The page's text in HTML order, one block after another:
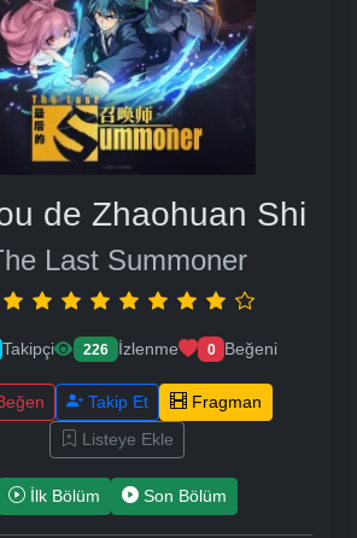
de Zhaohuan Shi
Last Summoner
Takipçi 226 İzlenme 0 Beğeni
Takip Et
Fragman
Listeye Ekle
İlk Bölüm Son Bölüm